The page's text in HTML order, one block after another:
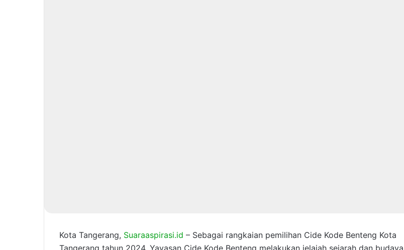
Kota Tangerang, Suaraaspirasi.id – Sebagai rangkaian pemilihan Cide Kode Benteng Kota